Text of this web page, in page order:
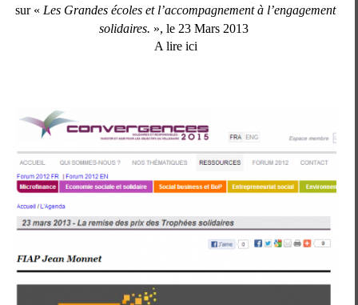
sur « Les Grandes écoles et l’accompagnement à l’engagement
solidaires. », le 23 Mars 2013
A lire ici